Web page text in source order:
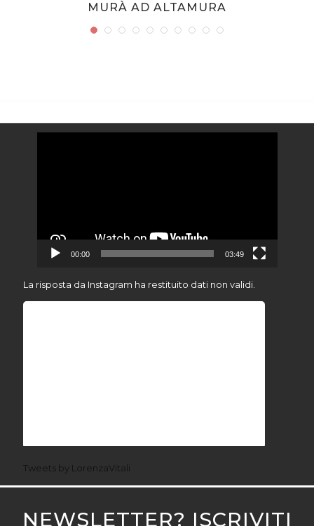
MURÀ AD ALTAMURA
00:00 03:49
La risposta da Instagram ha restituito dati non validi.
Tweets by LorenzaVitali
NEWSLETTER? ISCRIVITI